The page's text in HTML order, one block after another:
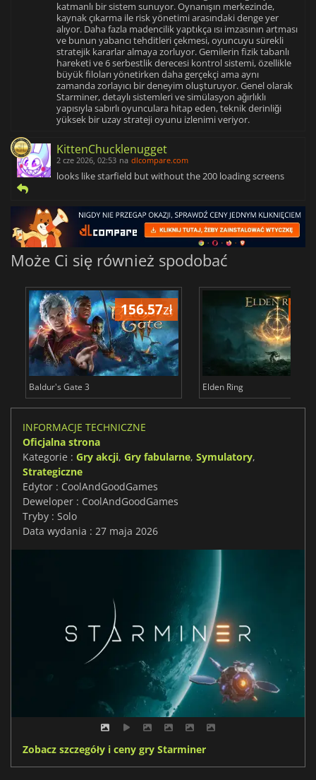
katmanlı bir sistem sunuyor. Oynanışın merkezinde,
kaynak çıkarma ile risk yönetimi arasındaki denge yer
alıyor. Daha fazla madencilik yaptıkça ısı imzasının artması
ve bunun yabancı tehditleri çekmesi, oyuncuyu sürekli
stratejik kararlar almaya zorluyor. Gemilerin fizik tabanlı
hareketi ve 6 serbestlik derecesi kontrol sistemi, özellikle
büyük filoları yönetirken daha gerçekçi ama aynı
zamanda zorlayıcı bir deneyim oluşturuyor. Genel olarak
Starminer, detaylı sistemleri ve simülasyon ağırlıklı
yapısıyla sabırlı oyunculara hitap eden, teknik derinliği
yüksek bir uzay strateji oyunu izlenimi veriyor.
KittenChucklenugget
2 cze 2026, 02:53 na dlcompare.com
looks like starfield but without the 200 loading screens
Może Ci się również spodobać
156.57zł
Baldur's Gate 3 Elden Ring
INFORMACJE TECHNICZNE
Oficjalna strona
Kategorie : Gry akcji, Gry fabularne, Symulatory,
Strategiczne
Edytor : CoolAndGoodGames
Deweloper : CoolAndGoodGames
Tryby : Solo
Data wydania : 27 maja 2026
Zobacz szczegóły i ceny gry Starminer